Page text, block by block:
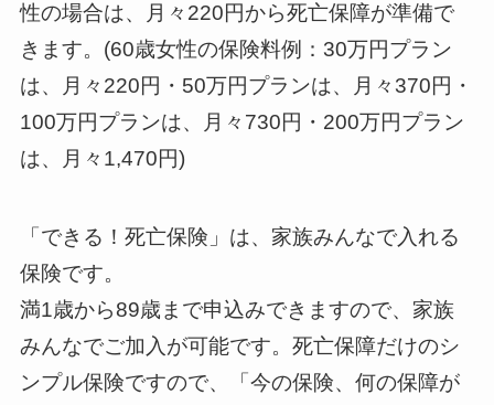
性の場合は、月々220円から死亡保障が準備で
きます。(60歳女性の保険料例：30万円プラン
は、月々220円・50万円プランは、月々370円・
100万円プランは、月々730円・200万円プラン
は、月々1,470円)
「できる！死亡保険」は、家族みんなで入れる
保険です。
満1歳から89歳まで申込みできますので、家族
みんなでご加入が可能です。死亡保障だけのシ
ンプル保険ですので、「今の保険、何の保障が